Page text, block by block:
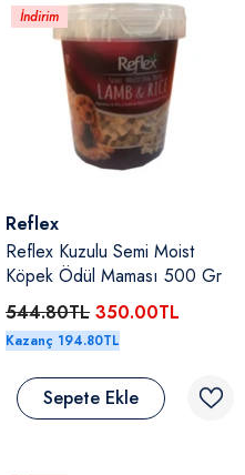
İndirim
Satıcı:
Reflex
Reflex Kuzulu Semi Moist
Köpek Ödül Maması 500 Gr
544.80TL 350.00TL
Kazanç 194.80TL
Sepete Ekle